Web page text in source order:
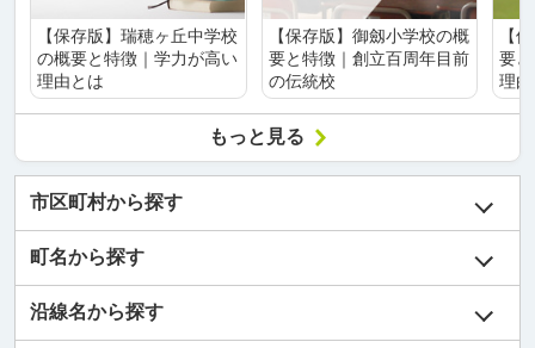
【保存版】瑞穂ヶ丘中学校
の概要と特徴｜学力が高い
理由とは
【保存版】御劔小学校の概
要と特徴｜創立百周年目前
の伝統校
【
要
理
もっと見る
市区町村から探す
町名から探す
沿線名から探す